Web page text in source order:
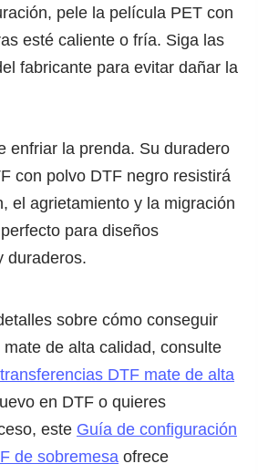
pele la película PET con
esté caliente o fría. Siga las
fabricante para evitar dañar la
enfriar la prenda. Su duradero
con polvo DTF negro resistirá
el agrietamiento y la migración
para diseños
duraderos.
sobre cómo conseguir
de alta calidad, consulte
DTF mate de alta
en DTF o quieres
este Guía de configuración
de sobremesa ofrece